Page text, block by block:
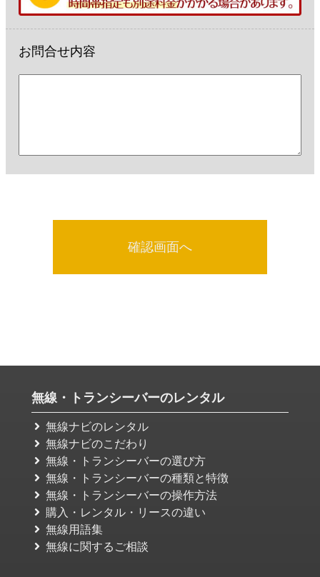
お問合せ内容
無線・トランシーバーのレンタル
無線ナビのレンタル
無線ナビのこだわり
無線・トランシーバーの選び方
無線・トランシーバーの種類と特徴
無線・トランシーバーの操作方法
購入・レンタル・リースの違い
無線用語集
無線に関するご相談